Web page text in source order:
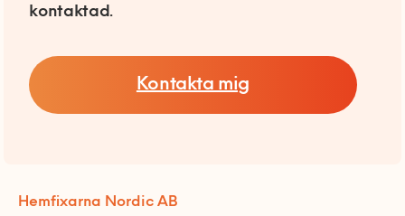
kontaktad.
Kontakta mig
Hemfixarna Nordic AB